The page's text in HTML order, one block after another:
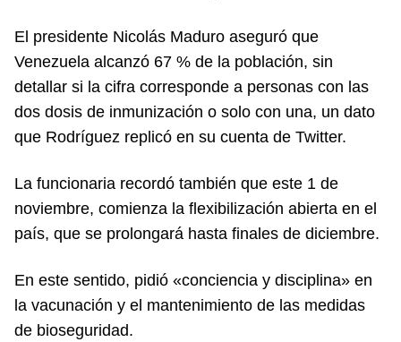
El presidente Nicolás Maduro aseguró que
Venezuela alcanzó 67 % de la población, sin
detallar si la cifra corresponde a personas con las
dos dosis de inmunización o solo con una, un dato
que Rodríguez replicó en su cuenta de Twitter.
La funcionaria recordó también que este 1 de
noviembre, comienza la flexibilización abierta en el
país, que se prolongará hasta finales de diciembre.
En este sentido, pidió «conciencia y disciplina» en
la vacunación y el mantenimiento de las medidas
de bioseguridad.